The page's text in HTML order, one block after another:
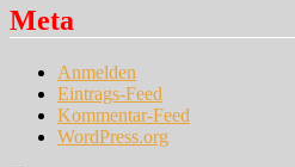
Meta
Anmelden
Eintrags-Feed
Kommentar-Feed
WordPress.org